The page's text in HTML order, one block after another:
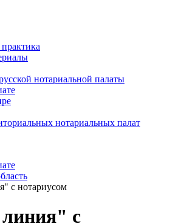
нотариальной палаты
нотариальных палат
с нотариусом
с